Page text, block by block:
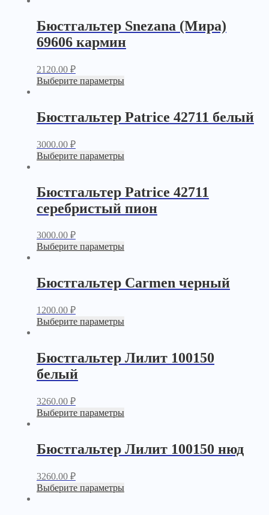
Бюстгальтер Snezana (Мира)
69606 кармин
2120.00 ₽
Выберите параметры
Бюстгальтер Patrice 42711 белый
3000.00 ₽
Выберите параметры
Бюстгальтер Patrice 42711
серебристый пион
3000.00 ₽
Выберите параметры
Бюстгальтер Carmen черный
1200.00 ₽
Выберите параметры
Бюстгальтер Лилит 100150
белый
3260.00 ₽
Выберите параметры
Бюстгальтер Лилит 100150 нюд
3260.00 ₽
Выберите параметры